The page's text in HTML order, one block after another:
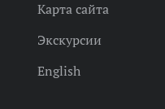
Карта сайта
Экскурсии
English